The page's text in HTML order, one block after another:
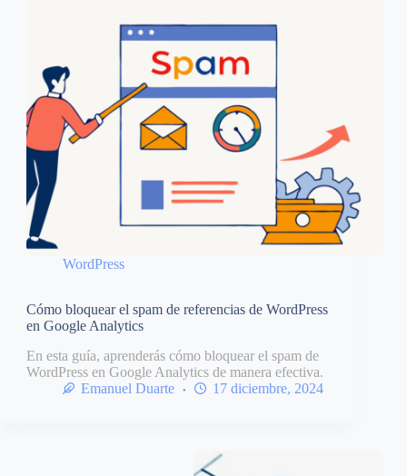
WordPress
Cómo bloquear el spam de referencias de WordPress
en Google Analytics
En esta guía, aprenderás cómo bloquear el spam de
WordPress en Google Analytics de manera efectiva.
Emanuel Duarte
17 diciembre, 2024